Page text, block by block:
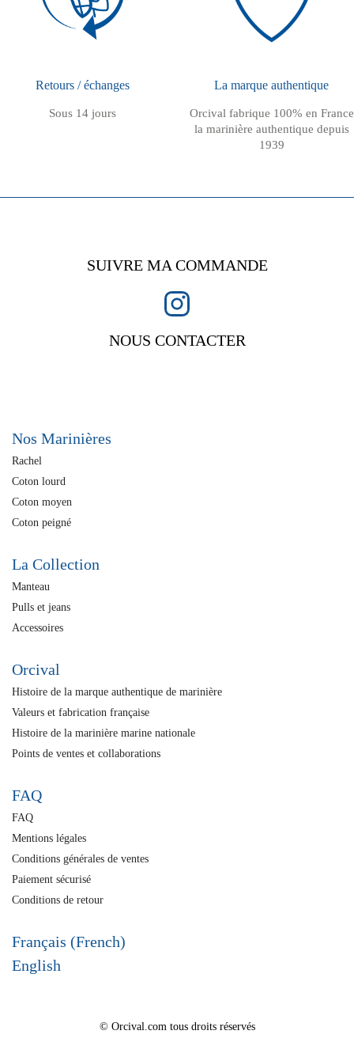
Retours / échanges
Sous 14 jours
La marque authentique
Orcival fabrique 100% en France
la marinière authentique depuis
1939
SUIVRE MA COMMANDE
NOUS CONTACTER
Nos Marinières
Rachel
Coton lourd
Coton moyen
Coton peigné
La Collection
Manteau
Pulls et jeans
Accessoires
Orcival
Histoire de la marque authentique de marinière
Valeurs et fabrication française
Histoire de la marinière marine nationale
Points de ventes et collaborations
FAQ
FAQ
Mentions légales
Conditions générales de ventes
Paiement sécurisé
Conditions de retour
Français (French)
English
© Orcival.com tous droits réservés